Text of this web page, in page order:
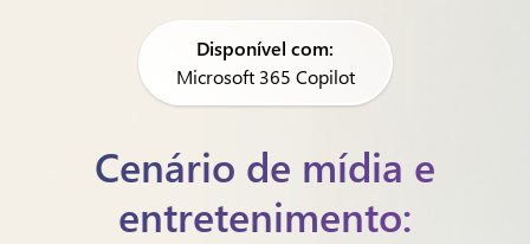
Disponível com:
Microsoft 365 Copilot
Cenário de mídia e
entretenimento: